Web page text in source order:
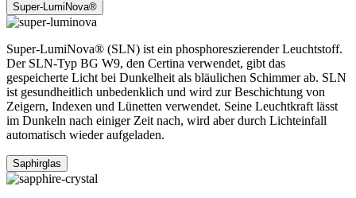
Super-LumiNova®
Super-LumiNova® (SLN) ist ein phosphoreszierender Leuchtstoff.
Der SLN-Typ BG W9, den Certina verwendet, gibt das
gespeicherte Licht bei Dunkelheit als bläulichen Schimmer ab. SLN
ist gesundheitlich unbedenklich und wird zur Beschichtung von
Zeigern, Indexen und Lünetten verwendet. Seine Leuchtkraft lässt
im Dunkeln nach einiger Zeit nach, wird aber durch Lichteinfall
automatisch wieder aufgeladen.
Saphirglas